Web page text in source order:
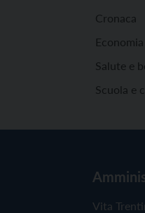
Cronaca
Salute e
Scuola e
Vita